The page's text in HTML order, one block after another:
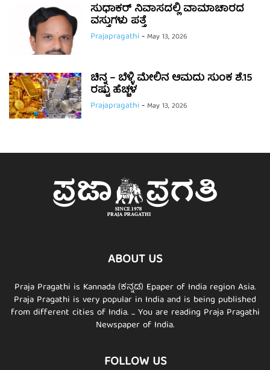
ಸುಧಾಕರ್ ನಿವಾಸದಲ್ಲಿ ವಾಮಾಚಾರದ
ವಸ್ತುಗಳು ಪತ್ತೆ
Prajapragathi- May 13, 2026
ಚಿನ್ನ – ಬೆಳ್ಳಿ ಮೇಲಿನ ಆಮದು ಸುಂಕ ಶೆ.15
ರಷ್ಟು ಹೆಚ್ಚಳ
Prajapragathi- May 13, 2026
ABOUT US
Praja Pragathi is Kannada (ಕನ್ನಡ) Epaper of India region Asia.
Praja Pragathi is very popular in India and is being published
from different cities of India. ... You are reading Praja Pragathi
Newspaper of India.
FOLLOW US